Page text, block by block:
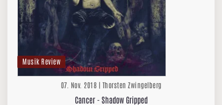
Musik Review
07. Nov. 2018 | Thorsten Zwingelberg
Cancer - Shadow Gripped